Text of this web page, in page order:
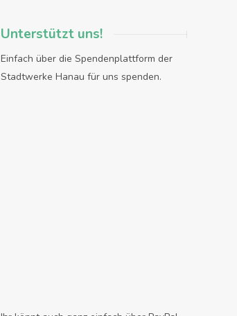
Unterstützt uns!
Einfach über die Spendenplattform der
Stadtwerke Hanau für uns spenden.